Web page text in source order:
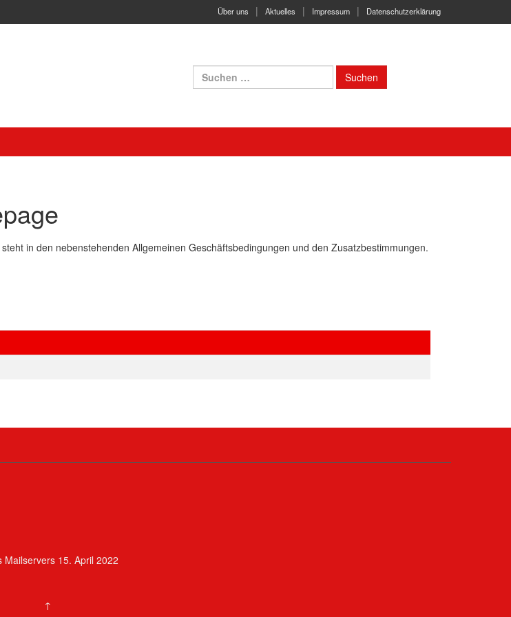
Über uns Aktuelles Impressum Datenschutzerklärung
Suchen
nach:
in den nebenstehenden Allgemeinen Geschäftsbedingungen und den Zusatzbestimmungen.
Mailservers 15. April 2022
↑